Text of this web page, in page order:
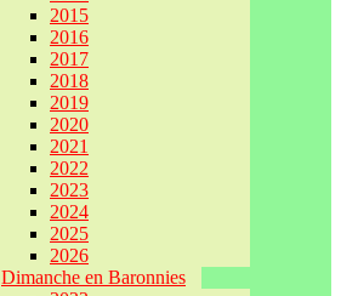
2015
2016
2017
2018
2019
2020
2021
2022
2023
2024
2025
2026
Dimanche en Baronnies